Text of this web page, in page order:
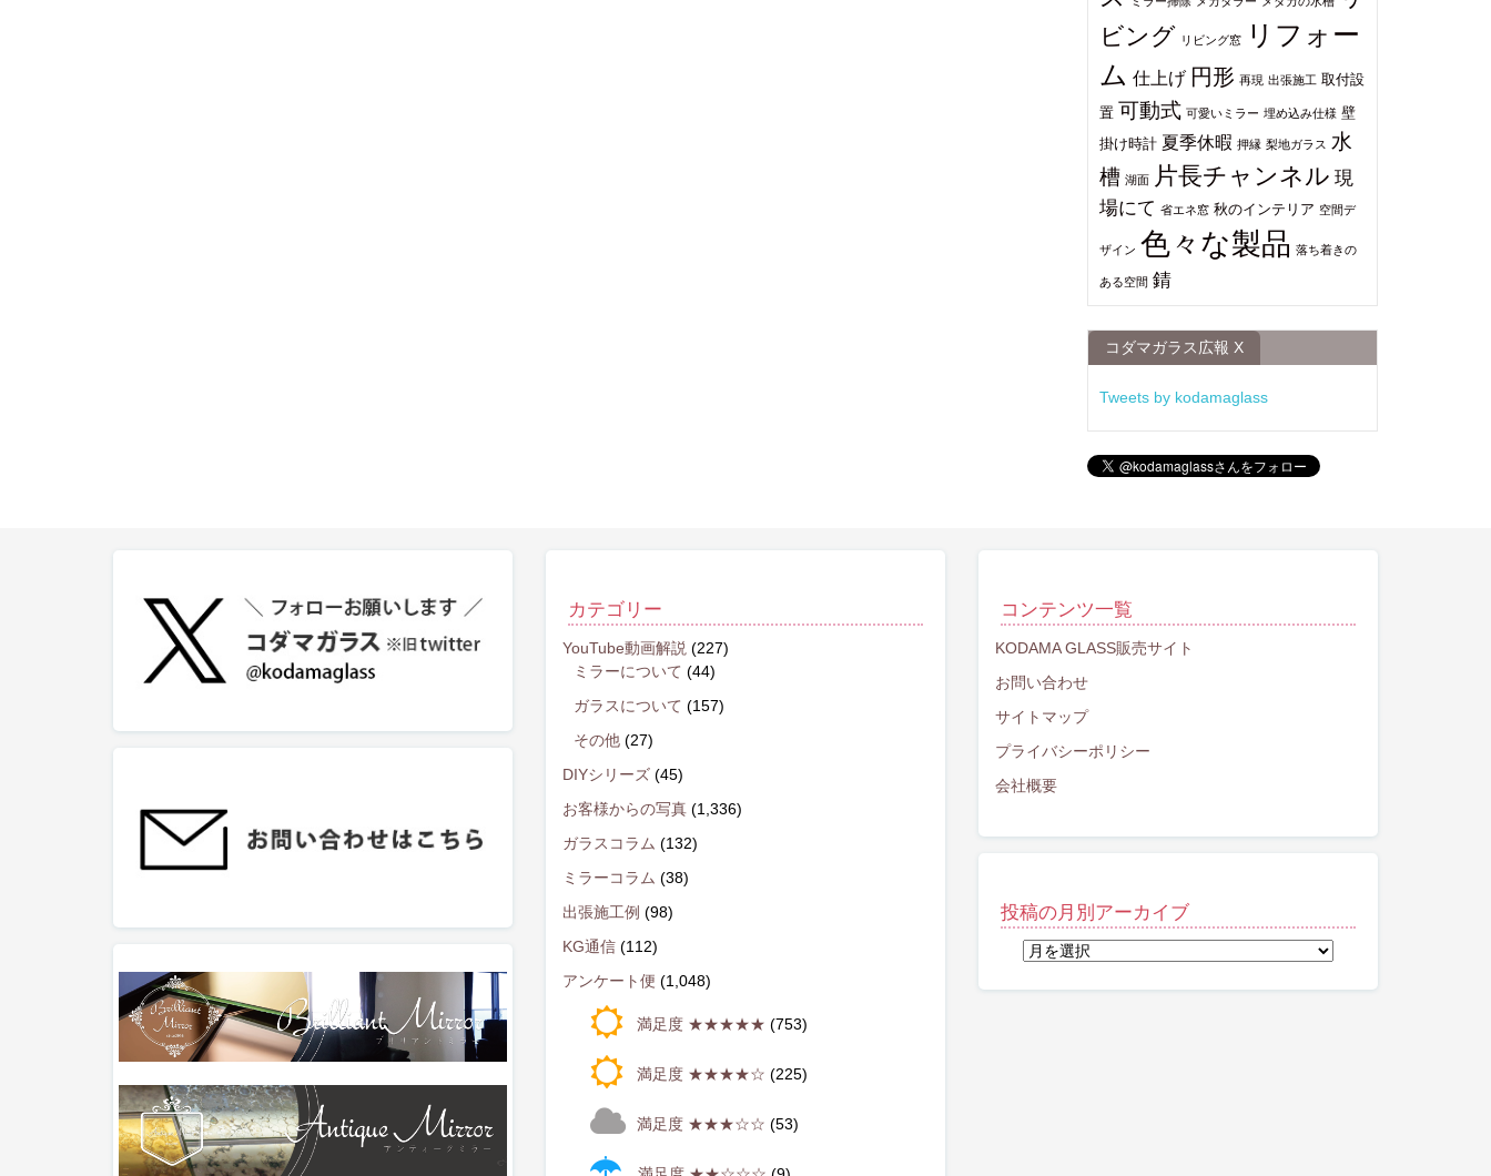
ビング リビング窓
リフォー
ム 仕上げ 円形 再現 出張施工 取付設
置 可動式 可愛いミラー 埋め込み仕様 壁
掛け時計 夏季休暇 押縁 梨地ガラス 水
槽 湖面 片長チャンネル 現
場にて 省エネ窓 秋のインテリア 空間デ
ザイン 色々な製品 落ち着きの
ある空間 錆
コダマガラス広報 X
Tweets by kodamaglass
カテゴリー
YouTube動画解説 (227)
ミラーについて (44)
ガラスについて (157)
その他 (27)
DIYシリーズ (45)
お客様からの写真 (1,336)
ガラスコラム (132)
ミラーコラム (38)
出張施工例 (98)
KG通信 (112)
アンケート便 (1,048)
満足度 ★★★★★ (753)
満足度 ★★★★☆ (225)
満足度 ★★★☆☆ (53)
コンテンツ一覧
KODAMA GLASS販売サイト
お問い合わせ
サイトマップ
プライバシーポリシー
会社概要
投稿の月別アーカイブ